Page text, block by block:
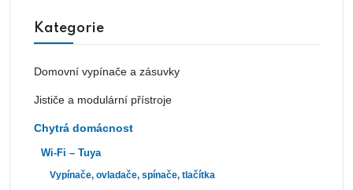
Kategorie
Domovní vypínače a zásuvky
Jističe a modulární přístroje
Chytrá domácnost
Wi-Fi – Tuya
Vypínače, ovladače, spínače, tlačítka